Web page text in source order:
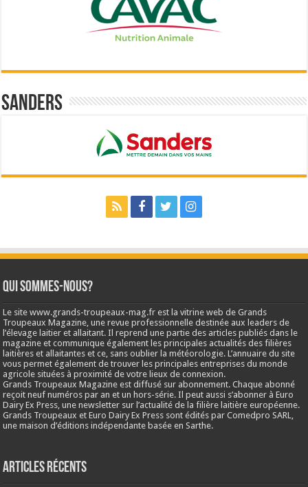
Sanders
Qui sommes-nous?
Le site www.grands-troupeaux-mag.fr est la vitrine web de Grands
Troupeaux Magazine, une revue professionnelle destinée aux leaders de
l’élevage laitier et allaitant. Il reprend une partie des articles publiés dans le
magazine et communique également les principales actualités des filières
laitières et allaitantes et ce, sans oublier la météorologie. L’annuaire du site
vous permet également de trouver les principales entreprises du monde
agricole situées à proximité de votre lieux de connexion.
Grands Troupeaux Magazine est diffusé sur abonnement. Chaque abonné
reçoit neuf numéros par an et un hors-série. Il peut aussi s’abonner à Euro
Dairy Ex Press, une newsletter sur l’actualité de la filière laitière européenne.
Grands Troupeaux et Euro Dairy Ex Press sont édités par Comedpro SARL,
une maison d’éditions indépendante basée en Sarthe.
Articles récents